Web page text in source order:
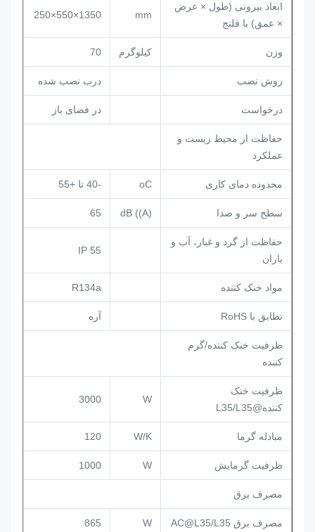
ابعاد بیرونی (طول × عرض
× عمق) با فلنج
mm
1350×550×250
وزن کیلوگرم 70
روش نصب درب نصب شده
درخواست در فضای باز
حفاظت از محیط زیست و
عملکرد
محدوده دمای کاری oC -40 تا +55
سطح سر و صدا dB ((A)
65
حفاظت از گرد و غبار، آب و
باران
IP 55
مواد خنک کننده R134a
تطابق با RoHS آره
ظرفیت خنک کننده/گرم
کننده
ظرفیت خنک
کننده@L35/L35
W
3000
مبادله گرما W/K
120
ظرفیت گرمایش W
1000
مصرف برق
مصرف برق AC@L35/L35 W
865